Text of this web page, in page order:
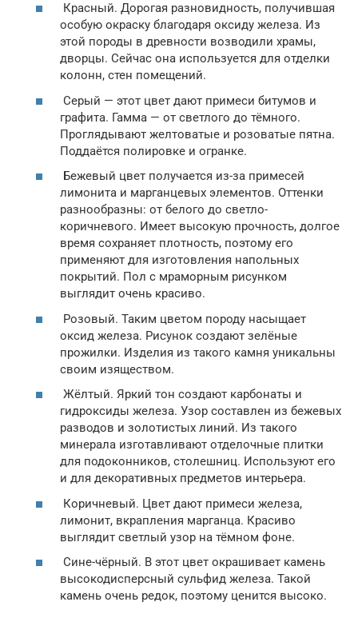
Красный. Дорогая разновидность, получившая
особую окраску благодаря оксиду железа. Из
этой породы в древности возводили храмы,
дворцы. Сейчас она используется для отделки
колонн, стен помещений.
Серый — этот цвет дают примеси битумов и
графита. Гамма — от светлого до тёмного.
Проглядывают желтоватые и розоватые пятна.
Поддаётся полировке и огранке.
Бежевый цвет получается из-за примесей
лимонита и марганцевых элементов. Оттенки
разнообразны: от белого до светло-
коричневого. Имеет высокую прочность, долгое
время сохраняет плотность, поэтому его
применяют для изготовления напольных
покрытий. Пол с мраморным рисунком
выглядит очень красиво.
Розовый. Таким цветом породу насыщает
оксид железа. Рисунок создают зелёные
прожилки. Изделия из такого камня уникальны
своим изяществом.
Жёлтый. Яркий тон создают карбонаты и
гидроксиды железа. Узор составлен из бежевых
разводов и золотистых линий. Из такого
минерала изготавливают отделочные плитки
для подоконников, столешниц. Используют его
и для декоративных предметов интерьера.
Коричневый. Цвет дают примеси железа,
лимонит, вкрапления марганца. Красиво
выглядит светлый узор на тёмном фоне.
Сине-чёрный. В этот цвет окрашивает камень
высокодисперсный сульфид железа. Такой
камень очень редок, поэтому ценится высоко.